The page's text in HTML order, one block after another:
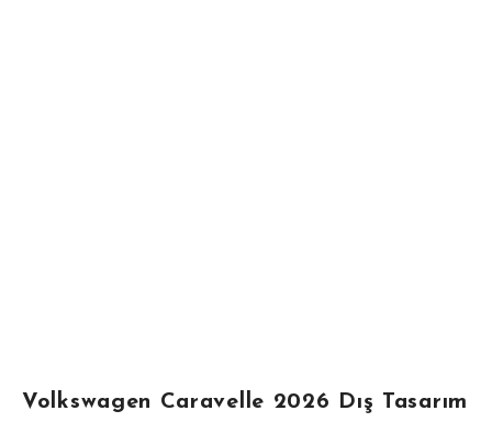
Volkswagen Caravelle 2026 Dış Tasarım